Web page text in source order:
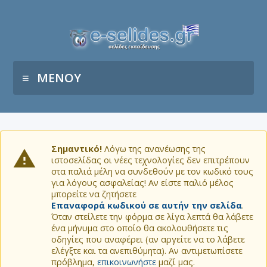
ΜΕΝΟΥ
Σημαντικό! Λόγω της ανανέωσης της
ιστοσελίδας οι νέες τεχνολογίες δεν επιτρέπουν
στα παλιά μέλη να συνδεθούν με τον κωδικό τους
για λόγους ασφαλείας! Αν είστε παλιό μέλος
μπορείτε να ζητήσετε
Επαναφορά κωδικού σε αυτήν την σελίδα.
Όταν στείλετε την φόρμα σε λίγα λεπτά θα λάβετε
ένα μήνυμα στο οποίο θα ακολουθήσετε τις
οδηγίες που αναφέρει (αν αργείτε να το λάβετε
ελέγξτε και τα ανεπιθύμητα). Αν αντιμετωπίσετε
πρόβλημα, επικοινωνήστε μαζί μας.